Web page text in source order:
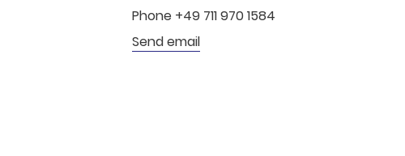
Phone +49 711 970 1584
Send email